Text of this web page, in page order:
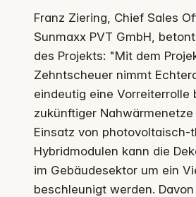
Franz Ziering, Chief Sales
Sunmaxx PVT GmbH,
des Projekts: "Mit dem
Zehntscheuer nimmt
eindeutig eine Vorreiterrolle
zukünftiger Nahwärmenetze
Einsatz von photovoltaisch-
Hybridmodulen kann die
im Gebäudesektor um ein
beschleunigt werden.